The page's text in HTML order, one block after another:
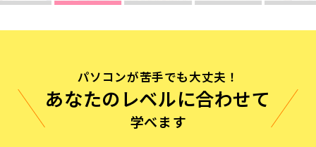
パソコンが苦手でも大丈夫！
あなたのレベルに合わせて
学べます